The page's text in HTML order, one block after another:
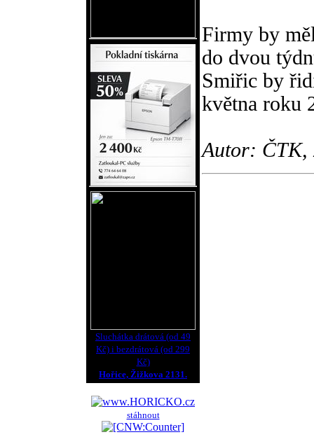
Sluchátka drátová (od 49
Kč) i bezdrátová (od 299
Kč)
Hořice, Žižkova 2131.
stáhnout
Firmy by
do dvou
Smiřic by
května roku
Autor: